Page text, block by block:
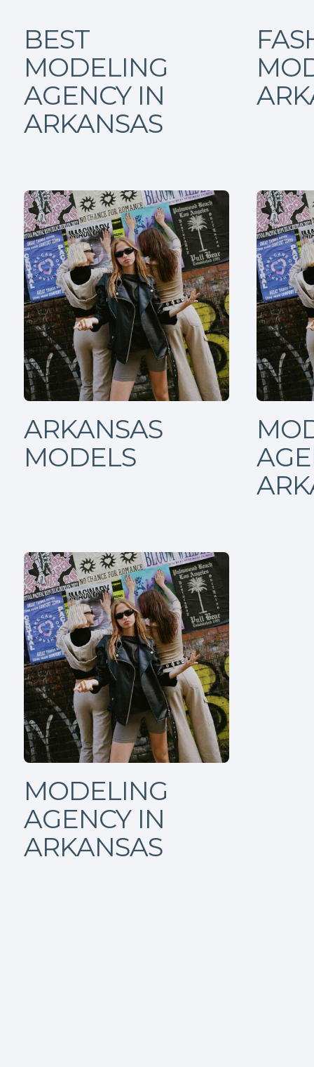
BEST
MODELING
AGENCY IN
ARKANSAS
ARKANSAS
MODELS
MODELING
AGENCY IN
ARKANSAS